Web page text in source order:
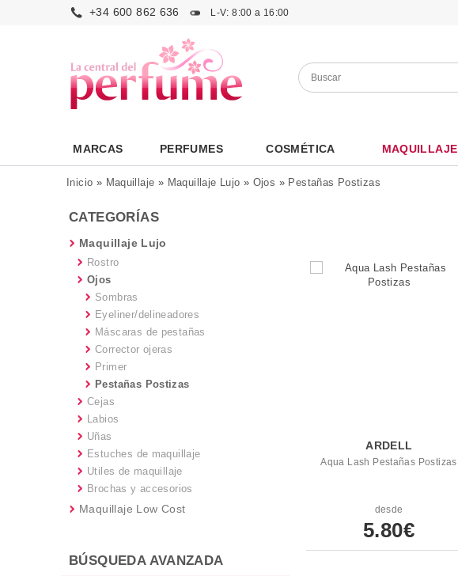
+34 600 862 636 L-V: 8:00 a 16:00
MARCAS PERFUMES COSMÉTICA MAQUILLAJE
Inicio » Maquillaje » Maquillaje Lujo » Ojos » Pestañas Postizas
CATEGORÍAS
Maquillaje Lujo
Rostro
Ojos
Sombras
Eyeliner/delineadores
Máscaras de pestañas
Corrector ojeras
Primer
Pestañas Postizas
Cejas
Labios
Uñas
Estuches de maquillaje
Utiles de maquillaje
Brochas y accesorios
Maquillaje Low Cost
BÚSQUEDA AVANZADA
ARDELL
Aqua Lash Pestañas Postizas
desde
5.80€